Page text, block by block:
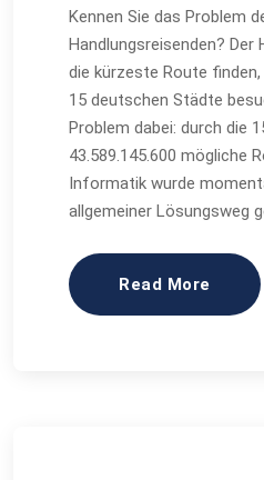
Kennen Sie das Problem
Handlungsreisenden? Der
die kürzeste Route
15 deutschen Städte
Problem dabei: durch die
43.589.145.600 mögliche
Informatik wurde
allgemeiner Lösungsweg
Read More